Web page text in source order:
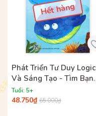
Hết hàng
Phát Triển Tư Duy Logic
Và Sáng Tạo - Tìm Bạn
Cho Cá Voi
Tuổi: 5+
48.750₫ 65.000₫